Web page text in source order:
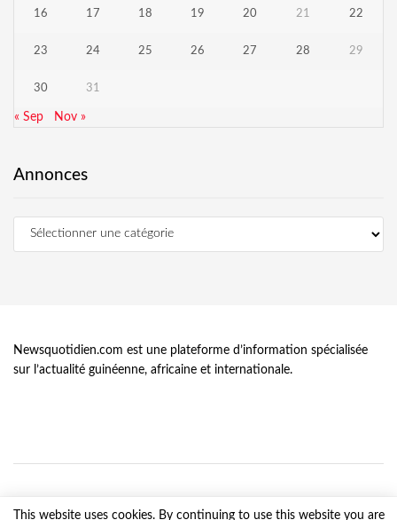
16 17 18 19 20 21 22
23 24 25 26 27 28 29
30 31
« Sep Nov »
Annonces
Newsquotidien.com est une plateforme d’information spécialisée
sur l’actualité guinéenne, africaine et internationale.
This website uses cookies. By continuing to use this website you are